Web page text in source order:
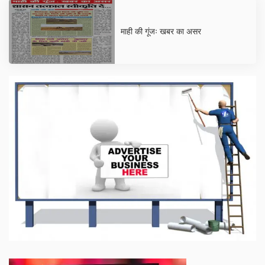
माही की गूंजः खबर का असर